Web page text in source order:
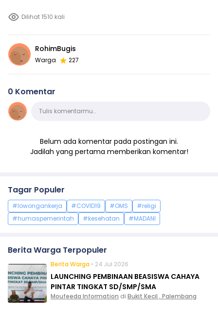
Dilihat 1510 kali
RohimBugis
Warga 227
0 Komentar
KomentarTulis komentarmu…
Belum ada komentar pada postingan ini.
Jadilah yang pertama memberikan komentar!
Tagar Populer
#lowongankerja #COVID19 #OMS
#religi
#humaspemerintah
#kesehatan #MADANI
Berita Warga Terpopuler
Berita Warga • 24 Jul 2026
LAUNCHING PEMBINAAN BEASISWA CAHAYA
PINTAR TINGKAT SD/SMP/SMA
Moufeeda Information di Bukit Kecil , Palembang